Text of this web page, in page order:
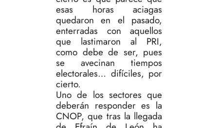
esas horas aciagas
quedaron en el pasado,
enterradas con aquellos
que lastimaron al PRI,
como debe de ser, pues
se avecinan tiempos
electorales… difíciles, por
cierto.
Uno de los sectores que
deberán responder es la
CNOP, que tras la llegada